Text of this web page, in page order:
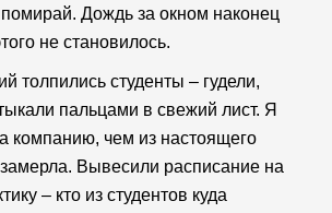
помирай. Дождь за окном наконец
не становилось.
толпились студенты – гудели,
пальцами в свежий лист. Я
компанию, чем из настоящего
Вывесили расписание на
– кто из студентов куда